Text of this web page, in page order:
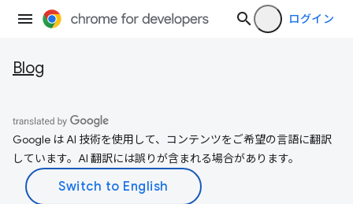
ログイン
Blog
Google は AI 技術を使用して、コンテンツをご希望の言語に翻訳
しています。AI 翻訳には誤りが含まれる場合があります。